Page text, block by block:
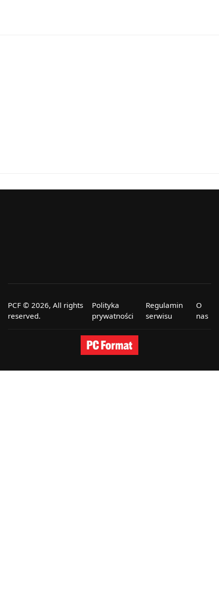
PCF © 2026, All rights
reserved.
Polityka
prywatności
Regulamin
serwisu
O
nas